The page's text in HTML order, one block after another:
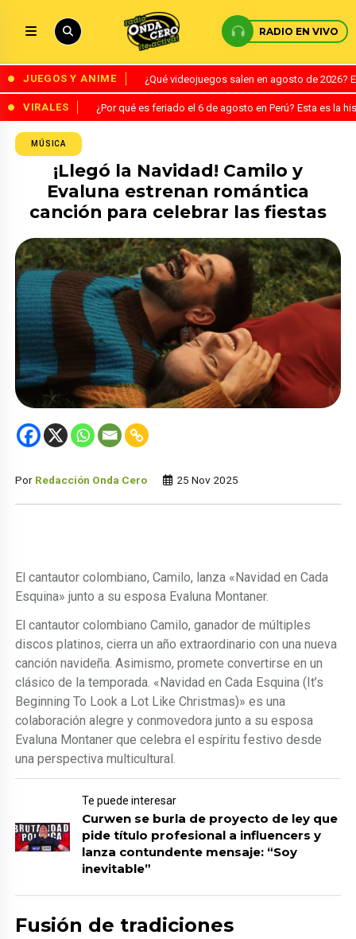
RADIO EN VIVO
JUEGOS Y ANIME ¿Qué videojuegos salen en agosto de
VIRALES ¿Por qué es feriado el 6 de agosto en Perú? Esta es la
MÚSICA
¡Llegó la Navidad! Camilo y
Evaluna estrenan romántica
canción para celebrar las fiestas
Por Redacción Onda Cero 25 Nov 2025
El cantautor colombiano, Camilo, lanza «Navidad en Cada
Esquina» junto a su esposa Evaluna Montaner.
El cantautor colombiano Camilo, ganador de múltiples
discos platinos, cierra un año extraordinario con una nueva
canción navideña. Asimismo, promete convertirse en un
clásico de la temporada. «Navidad en Cada Esquina (It’s
Beginning To Look a Lot Like Christmas)» es una
colaboración alegre y conmovedora junto a su esposa
Evaluna Montaner que celebra el espíritu festivo desde
una perspectiva multicultural.
Te puede interesar
Curwen se burla de proyecto de ley que
pide título profesional a influencers y
lanza contundente mensaje: “Soy
inevitable”
Fusión de tradiciones